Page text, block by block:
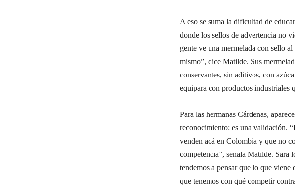
A eso se suma la dificultad de
donde los sellos de advertencia no
gente ve una mermelada con sello
mismo”, dice Matilde. Sus
conservantes, sin aditivos, con
equipara con productos industriales
Para las hermanas Cárdenas,
reconocimiento: es una validación.
venden acá en Colombia y que no
competencia”, señala Matilde. Sara
tendemos a pensar que lo que viene
que tenemos con qué competir